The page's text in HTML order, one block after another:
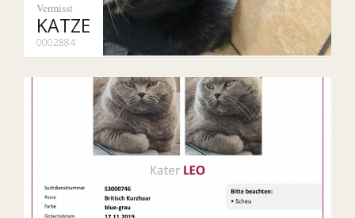
Vermisst
KATZE
0002884